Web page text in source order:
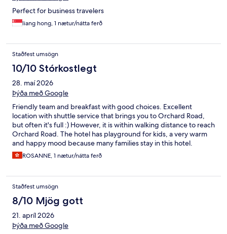
Perfect for business travelers
liang hong, 1 nætur/nátta ferð
Staðfest umsögn
10/10 Stórkostlegt
28. maí 2026
Þýða með Google
Friendly team and breakfast with good choices. Excellent
location with shuttle service that brings you to Orchard Road,
but often it's full :) However, it is within walking distance to reach
Orchard Road. The hotel has playground for kids, a very warm
and happy mood because many families stay in this hotel.
ROSANNE, 1 nætur/nátta ferð
Staðfest umsögn
8/10 Mjög gott
21. apríl 2026
Þýða með Google